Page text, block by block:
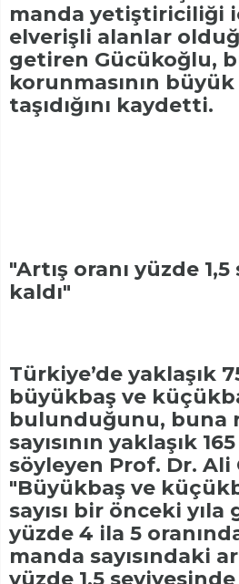
manda yetiştiriciliği
elverişli alanlar
getiren Gücükoğlu,
korunmasının
taşıdığını kaydetti.
"Artış oranı yüzde
kaldı"
Türkiye’de yaklaşık
büyükbaş ve
bulunduğunu, buna
sayısının yaklaşık
söyleyen Prof. Dr. Ali
"Büyükbaş ve
sayısı bir önceki yıla
yüzde 4 ila 5
manda sayısındaki